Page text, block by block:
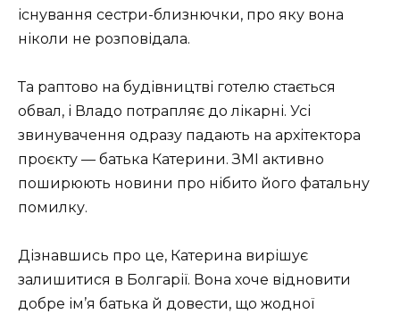
існування сестри-близнючки, про яку вона
ніколи не розповідала.
Та раптово на будівництві готелю стається
обвал, і Владо потрапляє до лікарні. Усі
звинувачення одразу падають на архітектора
проєкту — батька Катерини. ЗМІ активно
поширюють новини про нібито його фатальну
помилку.
Дізнавшись про це, Катерина вирішує
залишитися в Болгарії. Вона хоче відновити
добре ім’я батька й довести, що жодної